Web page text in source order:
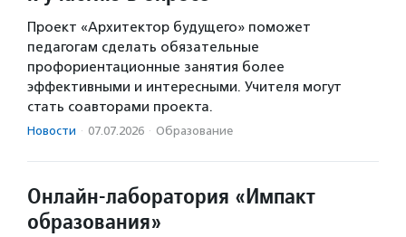
Проект «Архитектор будущего» поможет
педагогам сделать обязательные
профориентационные занятия более
эффективными и интересными. Учителя могут
стать соавторами проекта.
Новости · 07.07.2026 · Образование
Онлайн-лаборатория «Импакт
образования»